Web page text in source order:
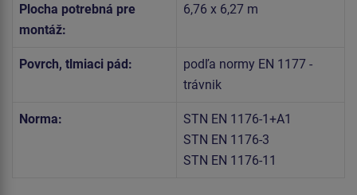
Plocha potrebná pre
montáž:
6,76 x 6,27 m
Povrch, tlmiaci pád:
podľa normy EN 1177 -
trávnik
Norma:
STN EN 1176-1+A1
STN EN 1176-3
STN EN 1176-11